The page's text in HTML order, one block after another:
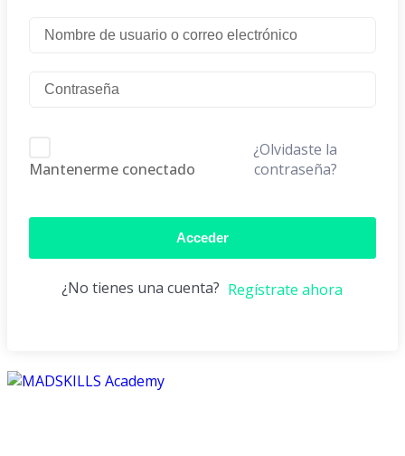
Mantenerme conectado
¿Olvidaste la
contraseña?
Acceder
¿No tienes una cuenta? Regístrate ahora